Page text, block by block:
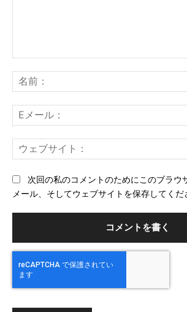
ン
ト：
次回の私のコメントのためにこのブラウ
メール、そしてウェブサイトを保存してくだ